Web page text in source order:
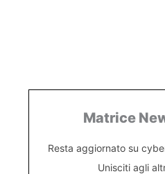
Matrice
Resta aggiornato su
Unisciti agli